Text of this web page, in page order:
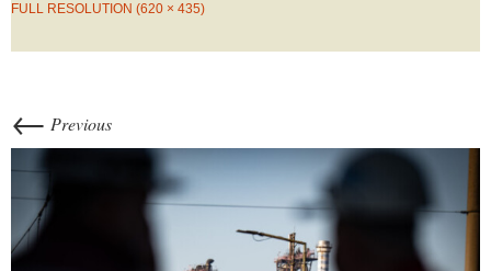
FULL RESOLUTION (620 × 435)
← Previous